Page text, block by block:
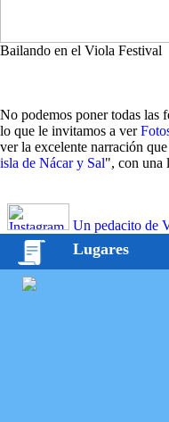
Bailando en el Viola Festival
No podemos poner todas las
lo que le invitamos a ver
ver la excelente narración
isla de Nácar y Sal", con una
Un pedacito de
Lugares